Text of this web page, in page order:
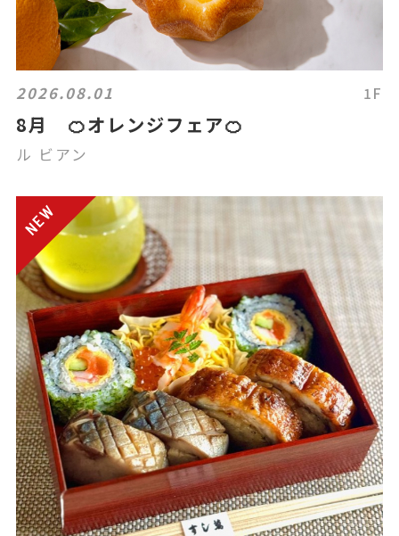
2026.08.01 1F
8月 🍊オレンジフェア🍊
ル ビアン